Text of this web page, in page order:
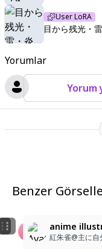
Yorumlar
Yorum
User LoRA
Benzer
夏影
夏影
anime
紅朱雀@主に